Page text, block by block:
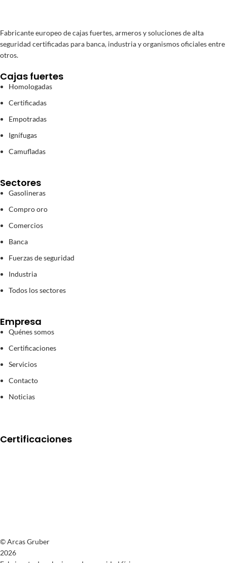
Fabricante europeo de cajas fuertes, armeros y soluciones de alta
seguridad certificadas para banca, industria y organismos oficiales entre
otros.
Cajas fuertes
Homologadas
Certificadas
Empotradas
Ignífugas
Camufladas
Sectores
Gasolineras
Compro oro
Comercios
Banca
Fuerzas de seguridad
Industria
Todos los sectores
Empresa
Quénes somos
Certificaciones
Servicios
Contacto
Noticias
Certificaciones
© Arcas Gruber
2026